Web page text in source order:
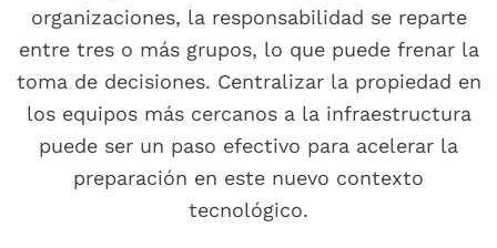
organizaciones, la responsabilidad se reparte
entre tres o más grupos, lo que puede frenar la
toma de decisiones. Centralizar la propiedad en
los equipos más cercanos a la infraestructura
puede ser un paso efectivo para acelerar la
preparación en este nuevo contexto
tecnológico.